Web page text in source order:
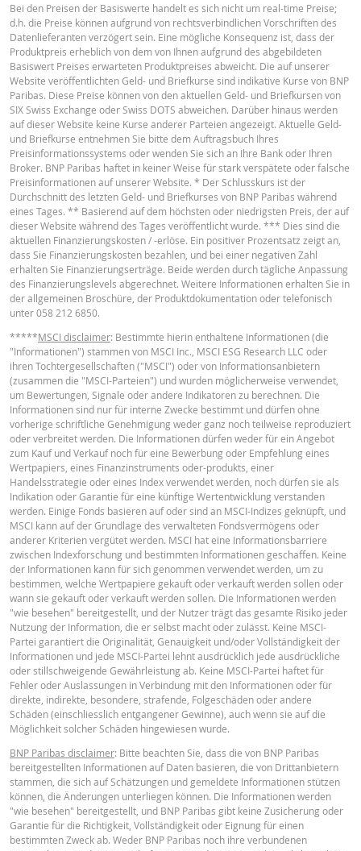
RESETS
7 Aug.
2026 07:35
täglich 6.65
6 Aug.
2026 22:25
täglich 6.65
5 Aug.
2026 22:15
täglich 6.21
4 Aug.
2026 22:17
täglich 7.09
3 Aug.
2026 22:16
täglich 9.21
30 Juli
2026 22:16
täglich 9.36
29 Juli
2026 22:16
täglich
28 Juli
2026 22:18
täglich 10.97
27 Juli
2026 22:16
täglich 10.26
24 Juli
2026 22:18
täglich 10.34
DOWNLOAD
Verlauf der Resets
Deutsch PDF
English PDF
Français PDF
BASISPROSPEKT
English PDF
TERMSHEET
Deutsch (Schweiz)
FINAL TERMS
Deutsch (Schweiz)
BASISINFORMATIONSBLATT
Key Information Document (DE) PDF
Key Information Document (EN)
Key Information Document (FR)
PREISINFORMATION
Bei den Preisen der Basiswerte handelt es sich nicht um real-time Preise;
d.h. die Preise können aufgrund von rechtsverbindlichen Vorschriften des
Datenlieferanten verzögert sein. Eine mögliche Konsequenz ist, dass der
Produktpreis erheblich von dem von Ihnen aufgrund des abgebildeten
Basiswert Preises erwarteten Produktpreises abweicht. Die auf unserer
Website veröffentlichten Geld- und Briefkurse sind indikative Kurse von BNP
Paribas. Diese Preise können von den aktuellen Geld- und Briefkursen von
SIX Swiss Exchange oder Swiss DOTS abweichen. Darüber hinaus werden
auf dieser Website keine Kurse anderer Parteien angezeigt. Aktuelle Geld-
und Briefkurse entnehmen Sie bitte dem Auftragsbuch Ihres
Preisinformationssystems oder wenden Sie sich an Ihre Bank oder Ihren
Broker. BNP Paribas haftet in keiner Weise für stark verspätete oder falsche
Preisinformationen auf unserer Website. * Der Schlusskurs ist der
Durchschnitt des letzten Geld- und Briefkurses von BNP Paribas während
eines Tages. ** Basierend auf dem höchsten oder niedrigsten Preis, der auf
dieser Website während des Tages veröffentlicht wurde. *** Dies sind die
aktuellen Finanzierungskosten / -erlöse. Ein positiver Prozentsatz zeigt an,
dass Sie Finanzierungskosten bezahlen, und bei einer negativen Zahl
erhalten Sie Finanzierungserträge. Beide werden durch tägliche Anpassung
des Finanzierungslevels abgerechnet. Weitere Informationen erhalten Sie in
der allgemeinen Broschüre, der Produktdokumentation oder telefonisch
unter 058 212 6850.
*****MSCI disclaimer: Bestimmte hierin enthaltene Informationen (die
"Informationen") stammen von MSCI Inc., MSCI ESG Research LLC oder
ihren Tochtergesellschaften ("MSCI") oder von Informationsanbietern
(zusammen die "MSCI-Parteien") und wurden möglicherweise verwendet,
um Bewertungen, Signale oder andere Indikatoren zu berechnen. Die
Informationen sind nur für interne Zwecke bestimmt und dürfen ohne
vorherige schriftliche Genehmigung weder ganz noch teilweise reproduziert
oder verbreitet werden. Die Informationen dürfen weder für ein Angebot
zum Kauf und Verkauf noch für eine Bewerbung oder Empfehlung eines
Wertpapiers, eines Finanzinstruments oder-produkts, einer
Handelsstrategie oder eines Index verwendet werden, noch dürfen sie als
Indikation oder Garantie für eine künftige Wertentwicklung verstanden
werden. Einige Fonds basieren auf oder sind an MSCI-Indizes geknüpft, und
MSCI kann auf der Grundlage des verwalteten Fondsvermögens oder
anderer Kriterien vergütet werden. MSCI hat eine Informationsbarriere
zwischen Indexforschung und bestimmten Informationen geschaffen. Keine
der Informationen kann für sich genommen verwendet werden, um zu
bestimmen, welche Wertpapiere gekauft oder verkauft werden sollen oder
wann sie gekauft oder verkauft werden sollen. Die Informationen werden
"wie besehen" bereitgestellt, und der Nutzer trägt das gesamte Risiko jeder
Nutzung der Information, die er selbst macht oder zulässt. Keine MSCI-
Partei garantiert die Originalität, Genauigkeit und/oder Vollständigkeit der
Informationen und jede MSCI-Partei lehnt ausdrücklich jede ausdrückliche
oder stillschweigende Gewährleistung ab. Keine MSCI-Partei haftet für
Fehler oder Auslassungen in Verbindung mit den Informationen oder für
direkte, indirekte, besondere, strafende, Folgeschäden oder andere
Schäden (einschliesslich entgangener Gewinne), auch wenn sie auf die
Möglichkeit solcher Schäden hingewiesen wurde.
BNP Paribas disclaimer: Bitte beachten Sie, dass die von BNP Paribas
bereitgestellten Informationen auf Daten basieren, die von Drittanbietern
stammen, die sich auf Schätzungen und gemeldete Informationen stützen
können, die Änderungen unterliegen können. Die Informationen werden
"wie besehen" bereitgestellt, und BNP Paribas gibt keine Zusicherung oder
Garantie für die Richtigkeit, Vollständigkeit oder Eignung für einen
bestimmten Zweck ab. Weder BNP Paribas noch ihre verbundenen